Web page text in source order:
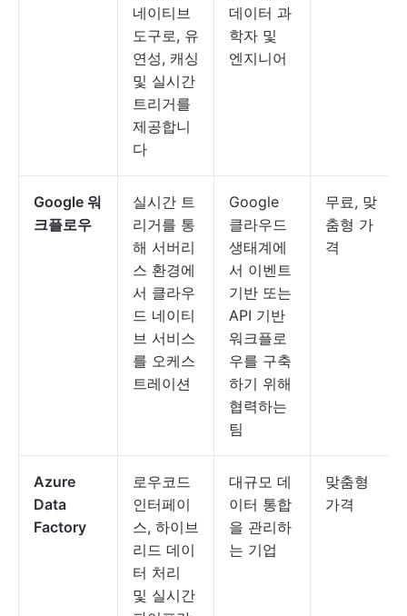
네이티브
도구로, 유
연성, 캐싱
및 실시간
트리거를
제공합니
다
데이터 과
학자 및
엔지니어
Google 워
크플로우
실시간 트
리거를 통
해 서버리
스 환경에
서 클라우
드 네이티
브 서비스
를 오케스
트레이션
Google
클라우드
생태계에
서 이벤트
기반 또는
API 기반
워크플로
우를 구축
하기 위해
협력하는
팀
무료, 맞
춤형 가
격
Azure
Data
Factory
로우코드
인터페이
스, 하이브
리드 데이
터 처리
및 실시간
대규모 데
이터 통합
을 관리하
는 기업
맞춤형
가격